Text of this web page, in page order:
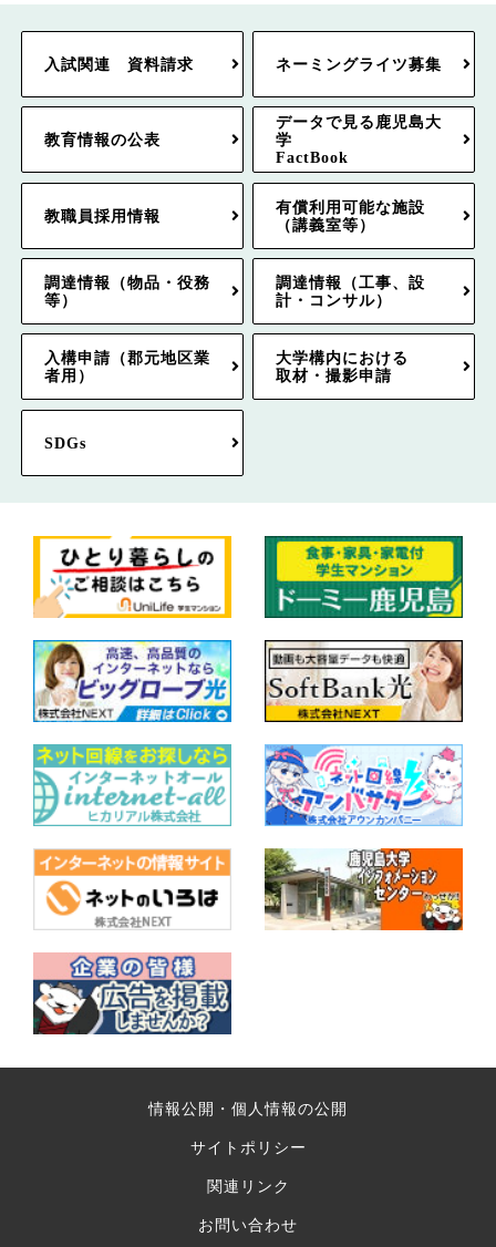
入試関連 資料請求 ネーミングライツ募集
教育情報の公表
データで見る鹿児島大
学
FactBook
教職員採用情報
有償利用可能な施設
（講義室等）
調達情報（物品・役務
等）
調達情報（工事、設
計・コンサル）
入構申請（郡元地区業
者用）
大学構内における
取材・撮影申請
SDGs
情報公開・個人情報の公開
サイトポリシー
関連リンク
お問い合わせ